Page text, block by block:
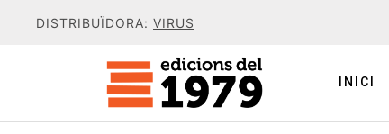
DISTRIBUÏDORA: VIRUS
INICI